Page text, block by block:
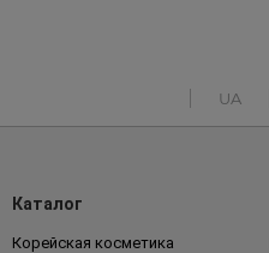
UA
Каталог
Корейская косметика